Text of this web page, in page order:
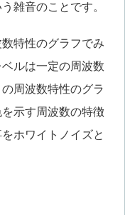
雑音のことです。
特性のグラフでみ
ルは一定の周波数
周波数特性のグラ
示す周波数の特徴
ホワイトノイズと